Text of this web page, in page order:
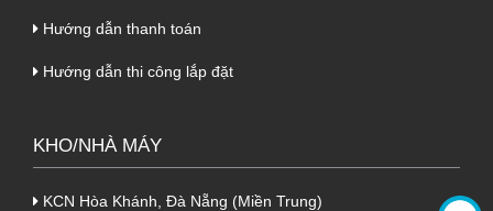
- Lớp giữa của tấm Panel chính là vật liệu bảo
ôn Glasswool có độ dày 50mm. Đây là lớp
người dùng nhờ không chứa các chất gây độc
hại.
Hướng dẫn thanh toán
Hướng dẫn thi công lắp đặt
KHO/NHÀ MÁY
KCN Hòa Khánh, Đà Nẵng (Miền Trung)